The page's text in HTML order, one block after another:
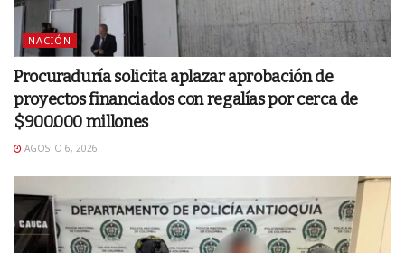
NACIÓN
Procuraduría solicita aplazar aprobación de
proyectos financiados con regalías por cerca de
$900.000 millones
AGOSTO 6, 2026